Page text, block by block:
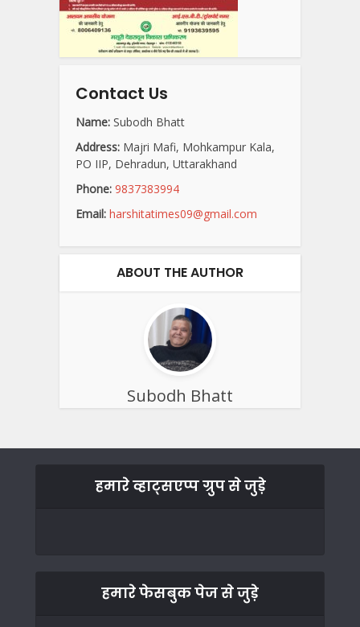
Contact Us
Name: Subodh Bhatt
Address: Majri Mafi, Mohkampur Kala,
PO IIP, Dehradun, Uttarakhand
Phone: 9837383994
Email: harshitatimes09@gmail.com
ABOUT THE AUTHOR
Subodh Bhatt
हमारे व्हाट्सएप्प ग्रुप से जुड़े
हमारे फेसबुक पेज से जुड़े